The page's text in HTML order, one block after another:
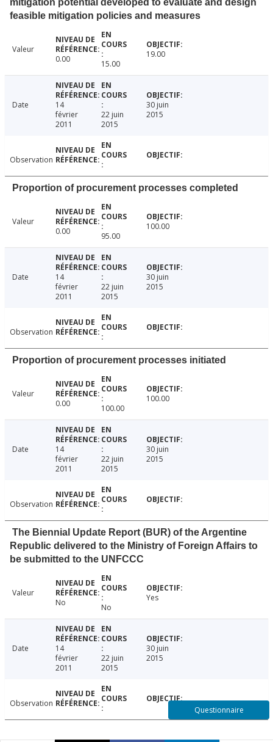
mitigation potential developed to evaluate and design
feasible mitigation policies and measures
Valeur
0.00
15.00
19.00
Date
14
février
2011
22 juin
2015
30 juin
2015
Observation
Proportion of procurement processes completed
Valeur
0.00
95.00
100.00
Date
14
février
2011
22 juin
2015
30 juin
2015
Observation
Proportion of procurement processes initiated
Valeur
0.00
100.00
100.00
Date
14
février
2011
22 juin
2015
30 juin
2015
Observation
The Biennial Update Report (BUR) of the Argentine
Republic delivered to the Ministry of Foreign Affairs to
be submitted to the UNFCCC
Valeur
No
No
Yes
Date
14
février
2011
22 juin
2015
30 juin
2015
Observation
Questionnaire